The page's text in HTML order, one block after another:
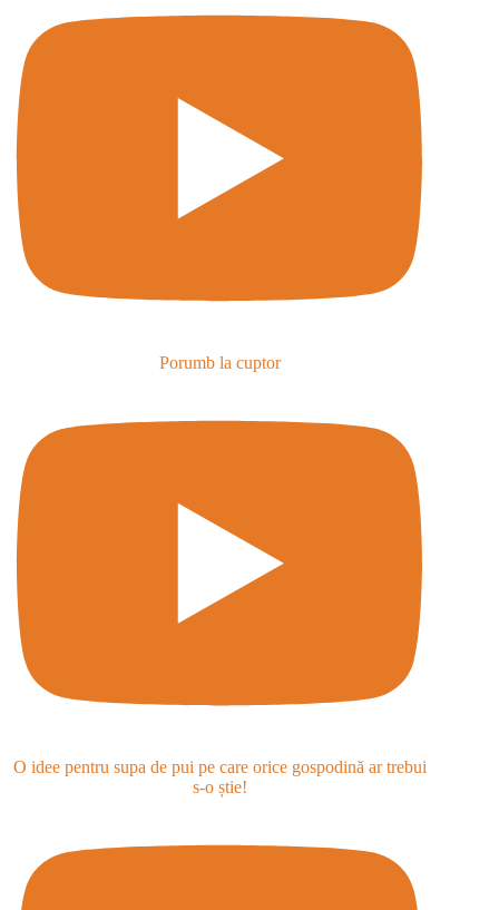
Porumb la cuptor
O idee pentru supa de pui pe care orice gospodină ar trebui
s-o știe!